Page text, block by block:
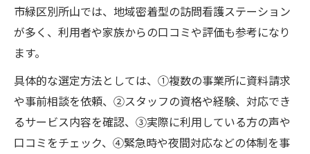
市緑区別所山では、地域密着型の訪問看護ステーション
が多く、利用者や家族からの口コミや評価も参考になり
ます。
具体的な選定方法としては、①複数の事業所に資料請求
や事前相談を依頼、②スタッフの資格や経験、対応でき
るサービス内容を確認、③実際に利用している方の声や
口コミをチェック、④緊急時や夜間対応などの体制を事